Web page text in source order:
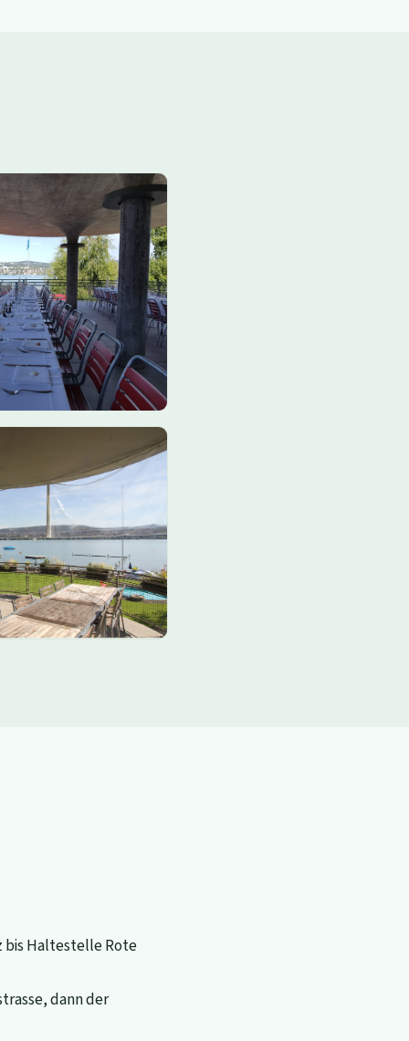
bis Haltestelle Rote
dann der